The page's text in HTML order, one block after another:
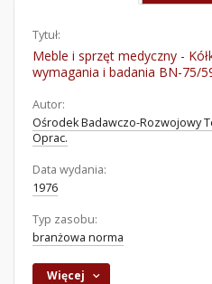
Tytuł:
Meble i sprzęt medyczny -
wymagania i badania BN-75/
Autor:
Ośrodek Badawczo-Rozwojowy
Oprac.
Data wydania:
1976
Typ zasobu:
branżowa norma
Więcej